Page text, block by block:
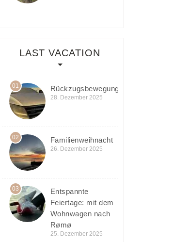
LAST VACATION
01 Rückzugsbewegung
28. Dezember 2025
02 Familienweihnacht
26. Dezember 2025
03
Entspannte
Feiertage: mit dem
Wohnwagen nach
Rømø
25. Dezember 2025